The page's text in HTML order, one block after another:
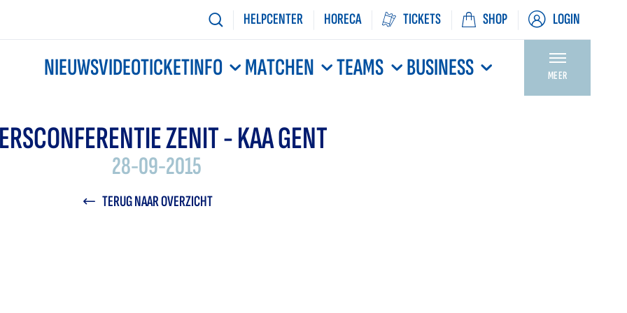
HELPCENTER HORECA TICKETS SHOP LOGIN
NIEUWSVIDEOTICKETINFO MATCHEN TEAMS BUSINESS MEER
ZENIT - KAA GENT
28-09-2015
TERUG NAAR OVERZICHT